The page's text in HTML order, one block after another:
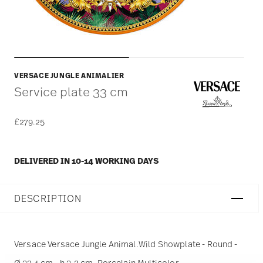
VERSACE JUNGLE ANIMALIER
Service plate 33 cm
£279.25
DELIVERED IN 10-14 WORKING DAYS
DESCRIPTION
Versace Versace Jungle Animal.Wild Showplate - Round -